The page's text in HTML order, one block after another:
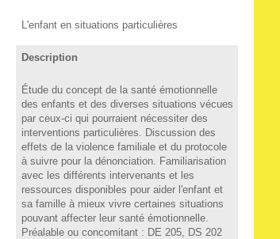
L'enfant en situations particulières
Description
Étude du concept de la santé émotionnelle
des enfants et des diverses situations vécues
par ceux-ci qui pourraient nécessiter des
interventions particulières. Discussion des
effets de la violence familiale et du protocole
à suivre pour la dénonciation. Familiarisation
avec les différents intervenants et les
ressources disponibles pour aider l'enfant et
sa famille à mieux vivre certaines situations
pouvant affecter leur santé émotionnelle.
Préalable ou concomitant : DE 205, DS 202